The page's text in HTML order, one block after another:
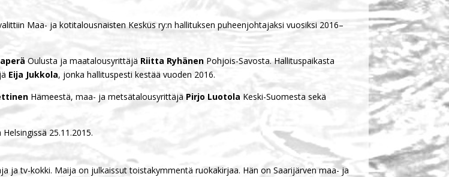
Maa- ja kotitalousnaisten Keskus ry:n hallituksen puheenjohtajaksi vuosiksi 2016­–
Oulusta ja maatalousyrittäjä Riitta Ryhänen Pohjois-Savosta. Hallituspaikasta
Eija Jukkola, jonka hallituspesti kestää vuoden 2016.
Hämeestä, maa- ja metsätalousyrittäjä Pirjo Luotola Keski-Suomesta sekä
25.11.2015.
ja tv-kokki. Maija on julkaissut toistakymmentä ruokakirjaa. Hän on Saarijärven maa- ja